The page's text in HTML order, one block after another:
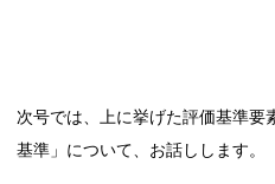
次号では、上に挙げた評価基準要
基準」について、お話しします。